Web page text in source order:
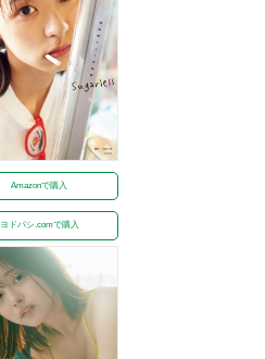
Amazonで購入
ヨドバシ.comで購入